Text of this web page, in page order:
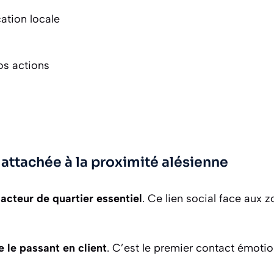
locale
actions
à la proximité alésienne
acteur de quartier essentiel. Ce lien social face aux
le passant en client. C’est le premier contact